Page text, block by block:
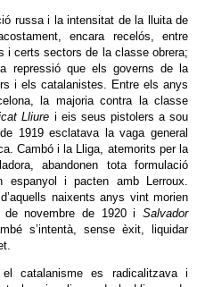
russa i la intensitat de la lluita de
encara recelós, entre
i certs sectors de la classe obrera;
repressió que els governs de la
i els catalanistes. Entre els anys
la majoria contra la classe
Lliure i eis seus pistolers a sou
1919 esclatava la vaga general
Cambó i la Lliga, atemorits per la
abandonen tota formulació
espanyol i pacten amb Lerroux.
naixents anys vint morien
de novembre de 1920 iSalvador
s’intentà, sense èxit, liquidar
el catalanisme es radicalitzava i